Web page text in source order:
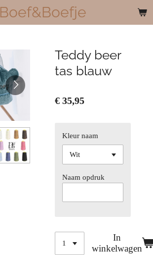
Boef&Boefje
Teddy beer
tas blauw
€ 35,95
Kleur naam
Naam opdruk
In
winkelwagen